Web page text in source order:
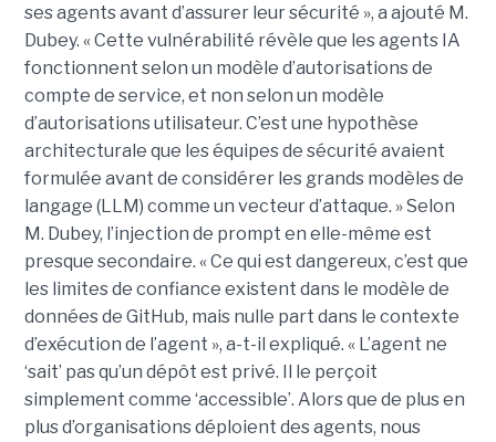
ses agents avant d’assurer leur sécurité », a ajouté M.
Dubey. « Cette vulnérabilité révèle que les agents IA
fonctionnent selon un modèle d’autorisations de
compte de service, et non selon un modèle
d’autorisations utilisateur. C’est une hypothèse
architecturale que les équipes de sécurité avaient
formulée avant de considérer les grands modèles de
langage (LLM) comme un vecteur d’attaque. » Selon
M. Dubey, l’injection de prompt en elle-même est
presque secondaire. « Ce qui est dangereux, c’est que
les limites de confiance existent dans le modèle de
données de GitHub, mais nulle part dans le contexte
d’exécution de l’agent », a-t-il expliqué. « L’agent ne
‘sait’ pas qu’un dépôt est privé. Il le perçoit
simplement comme ‘accessible’. Alors que de plus en
plus d’organisations déploient des agents, nous